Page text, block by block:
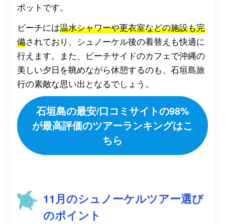
ポットです。
ビーチには温水シャワーや更衣室などの施設も完
備されており、シュノーケル後の着替えも快適に
行えます。また、ビーチサイドのカフェで沖縄の
美しい夕日を眺めながら休憩するのも、石垣島旅
行の素敵な思い出となるでしょう。
石垣島の最安/口コミサイトの98%
が最高評価のツアーランキングはこ
ちら
11月のシュノーケルツアー選び
のポイント